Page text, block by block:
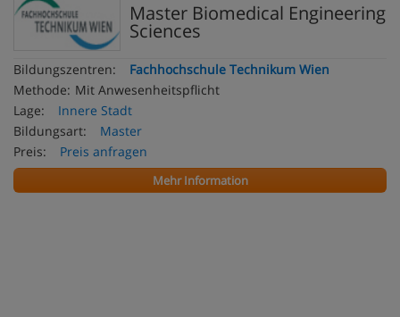
Master Biomedical Engineering
Sciences
Bildungszentren:
Fachhochschule Technikum Wien
Methode: Mit Anwesenheitspflicht
Lage:
Innere Stadt
Bildungsart:
Master
Preis:
Preis anfragen
Mehr Information